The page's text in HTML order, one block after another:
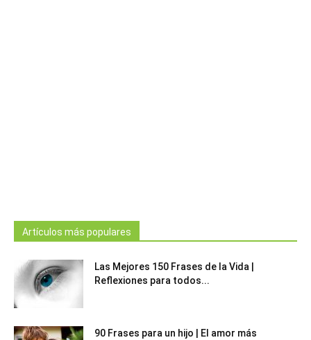
Artículos más populares
Las Mejores 150 Frases de la Vida |
Reflexiones para todos...
90 Frases para un hijo | El amor más